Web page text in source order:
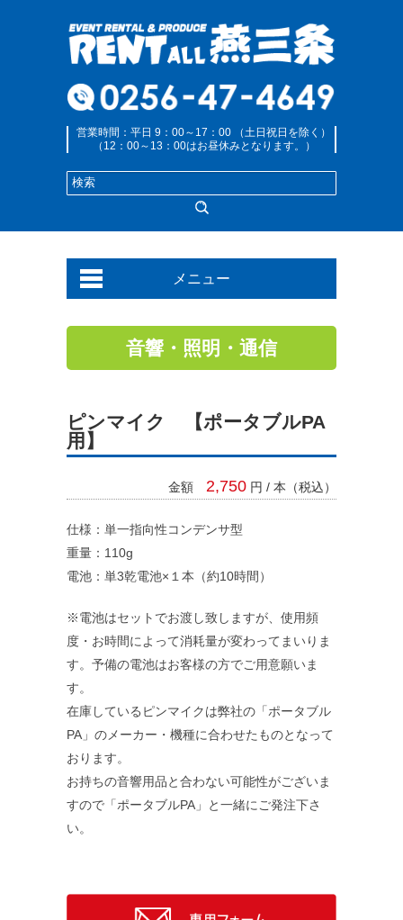
営業時間：平日 9：00～17：00 （土日祝日を除く）
（12：00～13：00はお昼休みとなります。）
メニュー
料金システム
支払い方法
音響・照明・通信
ピンマイク 【ポータブルPA
用】
金額 2,750 円 / 本（税込）
仕様：単一指向性コンデンサ型
重量：110g
電池：単3乾電池×１本（約10時間）
※電池はセットでお渡し致しますが、使用頻
度・お時間によって消耗量が変わってまいりま
す。予備の電池はお客様の方でご用意願いま
す。
在庫しているピンマイクは弊社の「ポータブル
PA」のメーカー・機種に合わせたものとなって
おります。
お持ちの音響用品と合わない可能性がございま
すので「ポータブルPA」と一緒にご発注下さ
い。